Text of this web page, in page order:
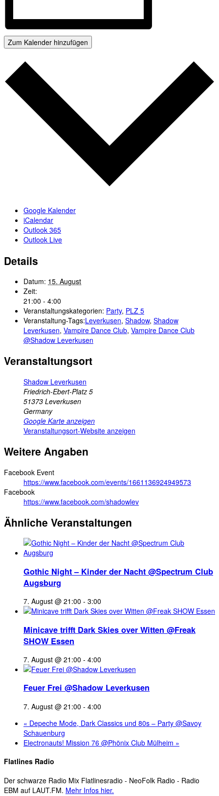
Zum Kalender hinzufügen
Google Kalender
iCalendar
Outlook 365
Outlook Live
Details
Datum: 15. August
Zeit:
21:00 - 4:00
Veranstaltungskategorien: Party, PLZ 5
Veranstaltung-Tags:Leverkusen, Shadow, Shadow
Leverkusen, Vampire Dance Club, Vampire Dance Club
@Shadow Leverkusen
Veranstaltungsort
Shadow Leverkusen
Friedrich-Ebert-Platz 5
51373 Leverkusen
Germany
Google Karte anzeigen
Veranstaltungsort-Website anzeigen
Weitere Angaben
Facebook Event
https://www.facebook.com/events/1661136924949573
Facebook
https://www.facebook.com/shadowlev
Ähnliche Veranstaltungen
Gothic Night – Kinder der Nacht @Spectrum Club
Augsburg
7. August @ 21:00 - 3:00
Minicave trifft Dark Skies over Witten @Freak
SHOW Essen
7. August @ 21:00 - 4:00
Feuer Frei @Shadow Leverkusen
7. August @ 21:00 - 4:00
« Depeche Mode, Dark Classics und 80s – Party @Savoy
Schauenburg
Electronauts! Mission 76 @Phönix Club Mülheim »
Flatlines Radio
Der schwarze Radio Mix Flatlinesradio - NeoFolk Radio - Radio
EBM auf LAUT.FM. Mehr Infos hier.